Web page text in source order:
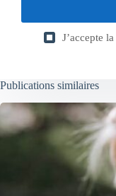
J’accepte la
Publications similaires